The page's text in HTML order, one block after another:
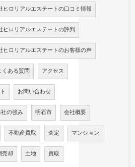
ロリアルエステートの口コミ情報
ロリアルエステートの評判
ロリアルエステートのお客様の声
くある質問 アクセス
お問い合わせ
の強み 明石市 会社概要
不動産買取 査定 マンション
売却 土地 買取